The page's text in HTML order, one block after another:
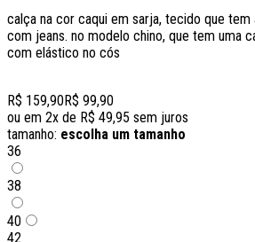
calça na cor caqui em sarja, tecido que
com jeans. no modelo chino, que tem uma
com elástico no cós
R$ 159,90R$ 99,90
ou em 2x de R$ 49,95 sem juros
tamanho: escolha um tamanho
36
38
40
42